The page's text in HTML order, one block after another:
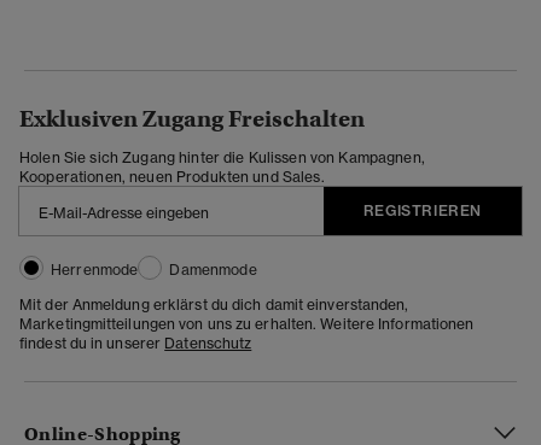
Exklusiven Zugang Freischalten
Holen Sie sich Zugang hinter die Kulissen von Kampagnen,
Kooperationen, neuen Produkten und Sales.
REGISTRIEREN
Herrenmode
Damenmode
Mit der Anmeldung erklärst du dich damit einverstanden,
Marketingmitteilungen von uns zu erhalten. Weitere Informationen
findest du in unserer Datenschutz
Online-Shopping